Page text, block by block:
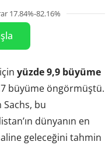
17.84%-82.16%
yüzde 9,9 büyüme
büyüme öngörmüştü.
bu
dünyanın en
geleceğini tahmin